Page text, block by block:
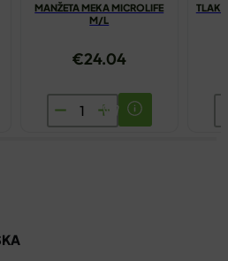
MANŽETA MEKA MICROLIFE
M/L
€24.04
MANŽETA
MEKA